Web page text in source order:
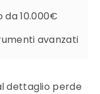
10.000€
avanzati
dettaglio perde